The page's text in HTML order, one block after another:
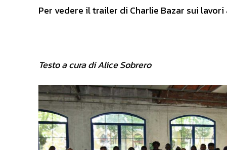
Per vedere il trailer di Charlie Bazar sui
Testo a cura di Alice Sobrero